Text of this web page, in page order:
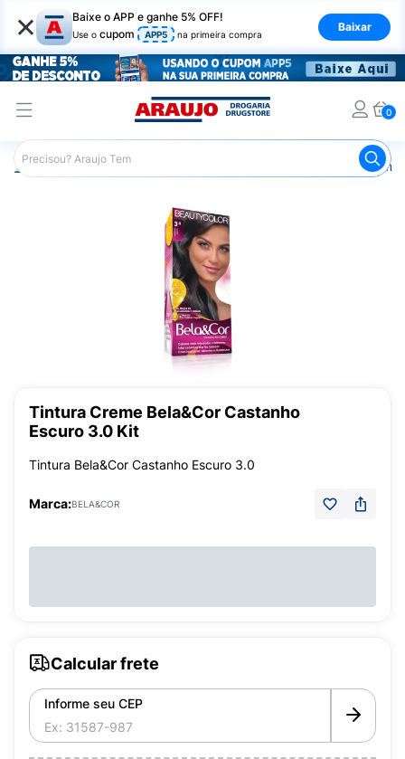
× Baixe o APP e ganhe 5% OFF!
Use o cupom APP5 na primeira compra
Baixar
0
Araujo Cabelo Coloração
Tintura Creme Bela&Cor Castanho
Escuro 3.0 Kit
Tintura Bela&Cor Castanho Escuro 3.0
Marca:BELA&COR
Calcular frete
Informe seu CEP